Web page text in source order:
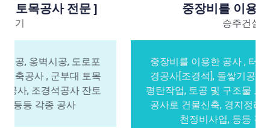
중장비를 이용한 토목공사
중장비를 이용한 공사 , 터파기공사, 토사운반, 조
경공사[조경석], 돌쌓기공사, 절토, 성토해서 부지
평탄작업, 토공 및 구조물 토목공사, 구획정리 토목
공사로 건물신축, 경지정리 및 개토, 도로공사, 하
천정비사업, 등등 각종 중장비공사